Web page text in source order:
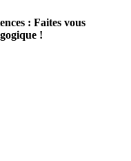
: Faites vous
!